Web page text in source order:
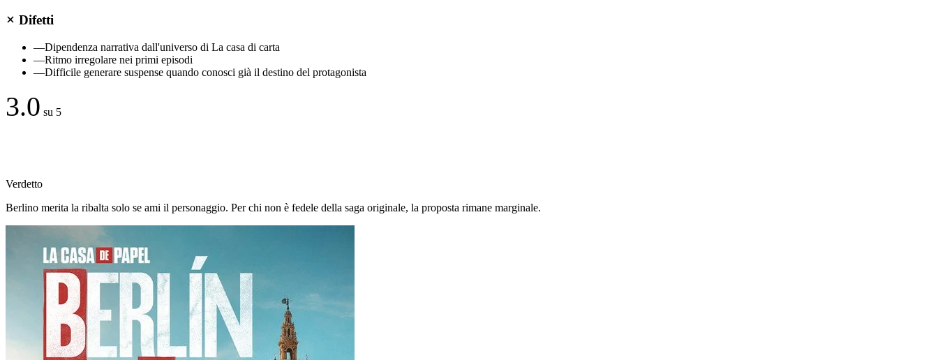
Difetti
—Dipendenza narrativa dall'universo di La casa di carta
—Ritmo irregolare nei primi episodi
—Difficile generare suspense quando conosci già il destino del protagonista
3.0 su 5
Verdetto
Berlino merita la ribalta solo se ami il personaggio. Per chi non è fedele della saga originale, la proposta rimane marginale.